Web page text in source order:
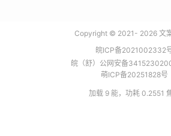
Copyright © 2021- 2026文
皖ICP备2021002332
皖（舒）公网安备
萌ICP备20251828号
加载 9 能，功耗 0.2551